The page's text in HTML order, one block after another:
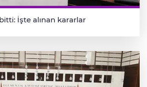
İşte alınan kararlar